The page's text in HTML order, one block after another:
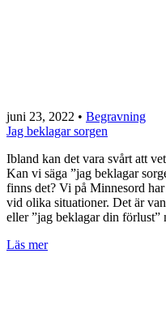
juni 23, 2022 • Begravning
Jag beklagar sorgen
Ibland kan det vara svårt att
Kan vi säga ”jag beklagar
finns det? Vi på Minnesord
vid olika situationer. Det är
eller ”jag beklagar din
Läs mer